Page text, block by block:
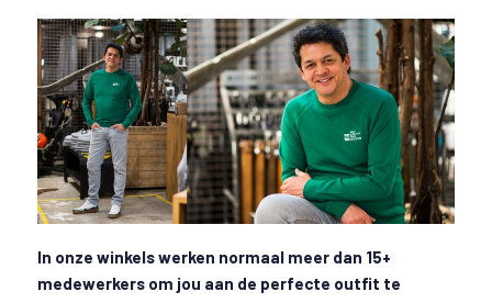
In onze winkels werken normaal meer dan 15+
medewerkers om jou aan de perfecte outfit te